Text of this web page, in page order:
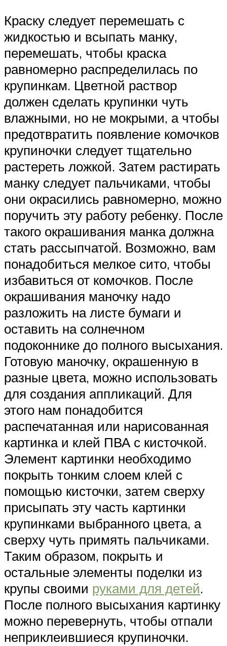
Краску следует перемешать с
жидкостью и всыпать манку,
перемешать, чтобы краска
равномерно распределилась по
крупинкам. Цветной раствор
должен сделать крупинки чуть
влажными, но не мокрыми, а чтобы
предотвратить появление комочков
крупиночки следует тщательно
растереть ложкой. Затем растирать
манку следует пальчиками, чтобы
они окрасились равномерно, можно
поручить эту работу ребенку. После
такого окрашивания манка должна
стать рассыпчатой. Возможно, вам
понадобиться мелкое сито, чтобы
избавиться от комочков. После
окрашивания маночку надо
разложить на листе бумаги и
оставить на солнечном
подоконнике до полного высыхания.
Готовую маночку, окрашенную в
разные цвета, можно использовать
для создания аппликаций. Для
этого нам понадобится
распечатанная или нарисованная
картинка и клей ПВА с кисточкой.
Элемент картинки необходимо
покрыть тонким слоем клей с
помощью кисточки, затем сверху
присыпать эту часть картинки
крупинками выбранного цвета, а
сверху чуть примять пальчиками.
Таким образом, покрыть и
остальные элементы поделки из
крупы своими руками для детей.
После полного высыхания картинку
можно перевернуть, чтобы отпали
неприклеившиеся крупиночки.